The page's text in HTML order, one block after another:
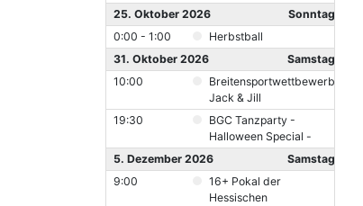
25. Oktober 2026
Sonntag
0:00 - 1:00
Herbstball
31. Oktober 2026
Samstag
10:00
Breitensportwettbewerb
Jack & Jill
19:30
BGC Tanzparty -
Halloween Special -
5. Dezember 2026
Samstag
9:00
16+ Pokal der
Hessischen